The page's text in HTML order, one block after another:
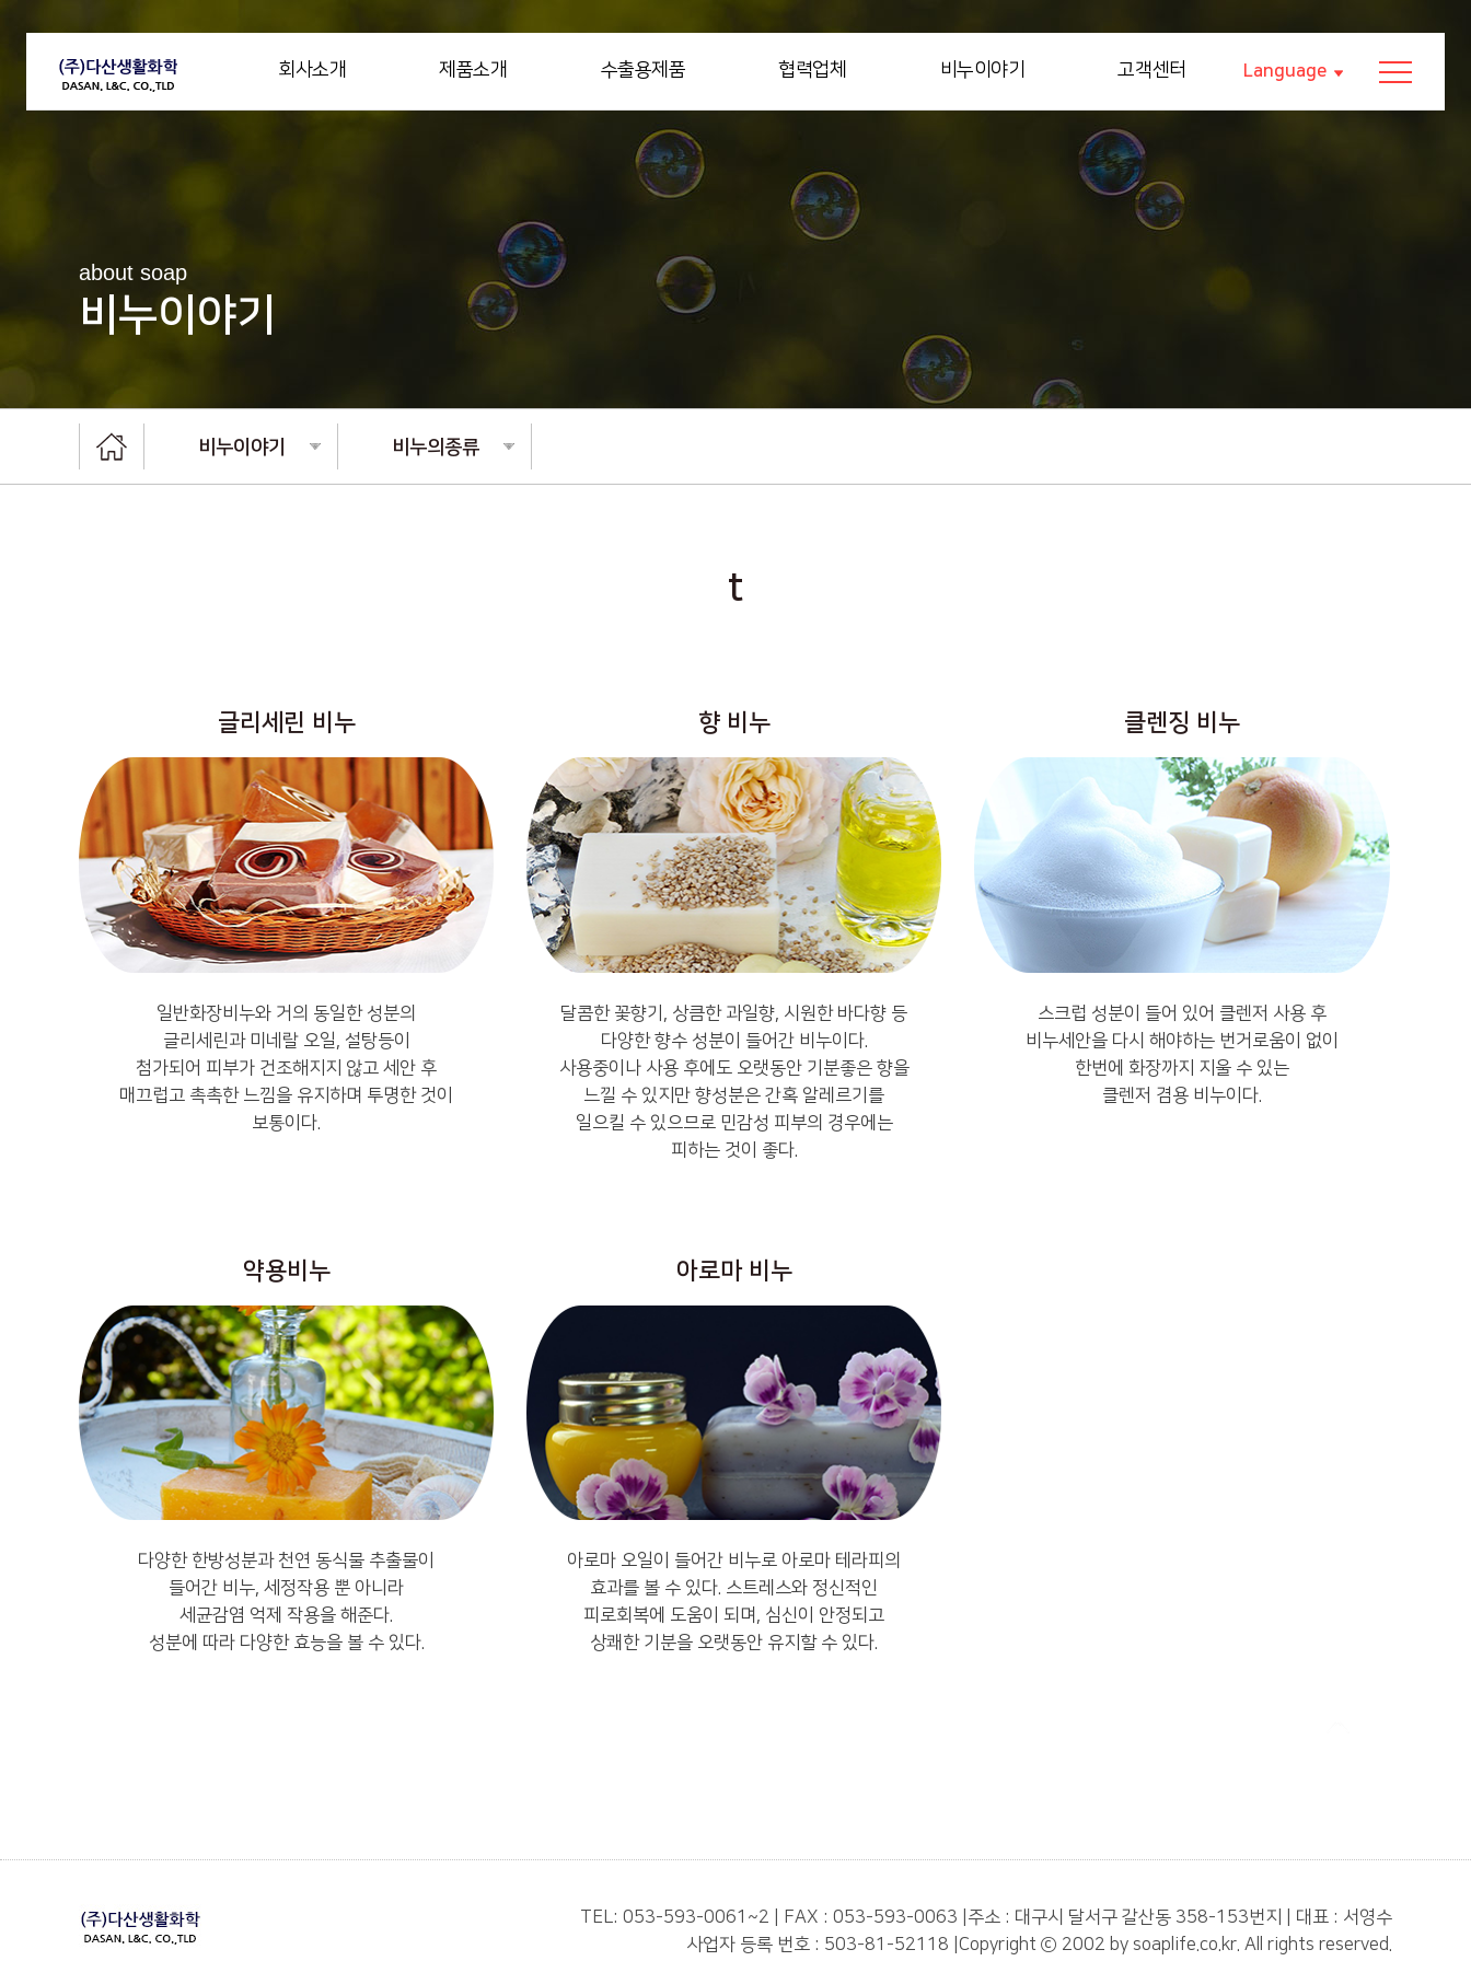
Language
회사소개 제품소개 수출용제품 협력업체 비누이야기 고객센터
about soap
비누이야기
비누이야기 비누의종류
t
글리세린 비누
일반화장비누와 거의 동일한 성분의
글리세린과 미네랄 오일, 설탕등이
첨가되어 피부가 건조해지지 않고 세안 후
매끄럽고 촉촉한 느낌을 유지하며 투명한 것이
보통이다.
향 비누
달콤한 꽃향기, 상큼한 과일향, 시원한 바다향 등
다양한 향수 성분이 들어간 비누이다.
사용중이나 사용 후에도 오랫동안 기분좋은 향을
느낄 수 있지만 향성분은 간혹 알레르기를
일으킬 수 있으므로 민감성 피부의 경우에는
피하는 것이 좋다.
클렌징 비누
스크럽 성분이 들어 있어 클렌저 사용 후
비누세안을 다시 해야하는 번거로움이 없이
한번에 화장까지 지울 수 있는
클렌저 겸용 비누이다.
약용비누
다양한 한방성분과 천연 동식물 추출물이
들어간 비누, 세정작용 뿐 아니라
세균감염 억제 작용을 해준다.
성분에 따라 다양한 효능을 볼 수 있다.
아로마 비누
아로마 오일이 들어간 비누로 아로마 테라피의
효과를 볼 수 있다. 스트레스와 정신적인
피로회복에 도움이 되며, 심신이 안정되고
상쾌한 기분을 오랫동안 유지할 수 있다.
TEL: 053-593-0061~2 | FAX : 053-593-0063
주소 : 대구시 달서구 갈산동 358-153번지 | 대표 : 서영수
사업자 등록 번호 : 503-81-52118 Copyright ⓒ 2002 by soaplife.co.kr. All rights reserved.